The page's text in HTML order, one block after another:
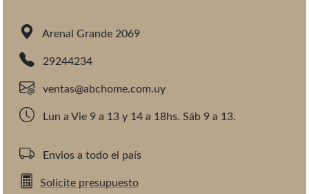
Arenal Grande 2069
29244234
ventas@abchome.com.uy
Lun a Vie 9 a 13 y 14 a 18hs. Sáb 9 a 13.
Envios a todo el país
Solicite presupuesto